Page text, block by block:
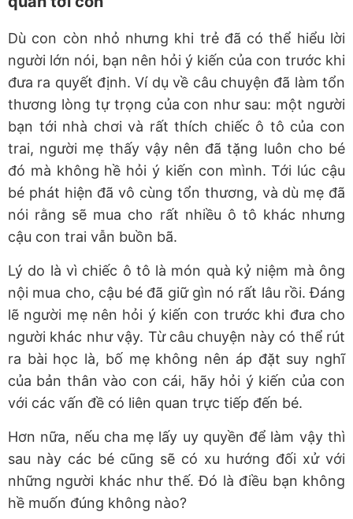
Dù con còn nhỏ nhưng khi trẻ đã có thể hiểu lời
người lớn nói, bạn nên hỏi ý kiến của con trước khi
đưa ra quyết định. Ví dụ về câu chuyện đã làm tổn
thương lòng tự trọng của con như sau: một người
bạn tới nhà chơi và rất thích chiếc ô tô của con
trai, người mẹ thấy vậy nên đã tặng luôn cho bé
đó mà không hề hỏi ý kiến con mình. Tới lúc cậu
bé phát hiện đã vô cùng tổn thương, và dù mẹ đã
nói rằng sẽ mua cho rất nhiều ô tô khác nhưng
cậu con trai vẫn buồn bã.
Lý do là vì chiếc ô tô là món quà kỷ niệm mà ông
nội mua cho, cậu bé đã giữ gìn nó rất lâu rồi. Đáng
lẽ người mẹ nên hỏi ý kiến con trước khi đưa cho
người khác như vậy. Từ câu chuyện này có thể rút
ra bài học là, bố mẹ không nên áp đặt suy nghĩ
của bản thân vào con cái, hãy hỏi ý kiến của con
với các vấn đề có liên quan trực tiếp đến bé.
Hơn nữa, nếu cha mẹ lấy uy quyền để làm vậy thì
sau này các bé cũng sẽ có xu hướng đối xử với
những người khác như thế. Đó là điều bạn không
hề muốn đúng không nào?